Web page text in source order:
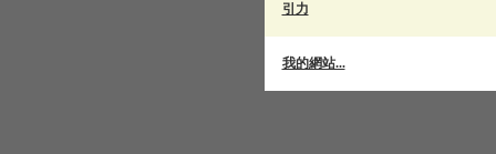
引力
我的網站...